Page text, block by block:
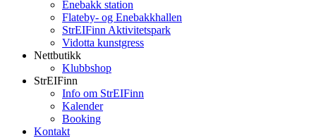
Enebakk station
Flateby- og Enebakkhallen
StrEIFinn Aktivitetspark
Vidotta kunstgress
Nettbutikk
Klubbshop
StrEIFinn
Info om StrEIFinn
Kalender
Booking
Kontakt